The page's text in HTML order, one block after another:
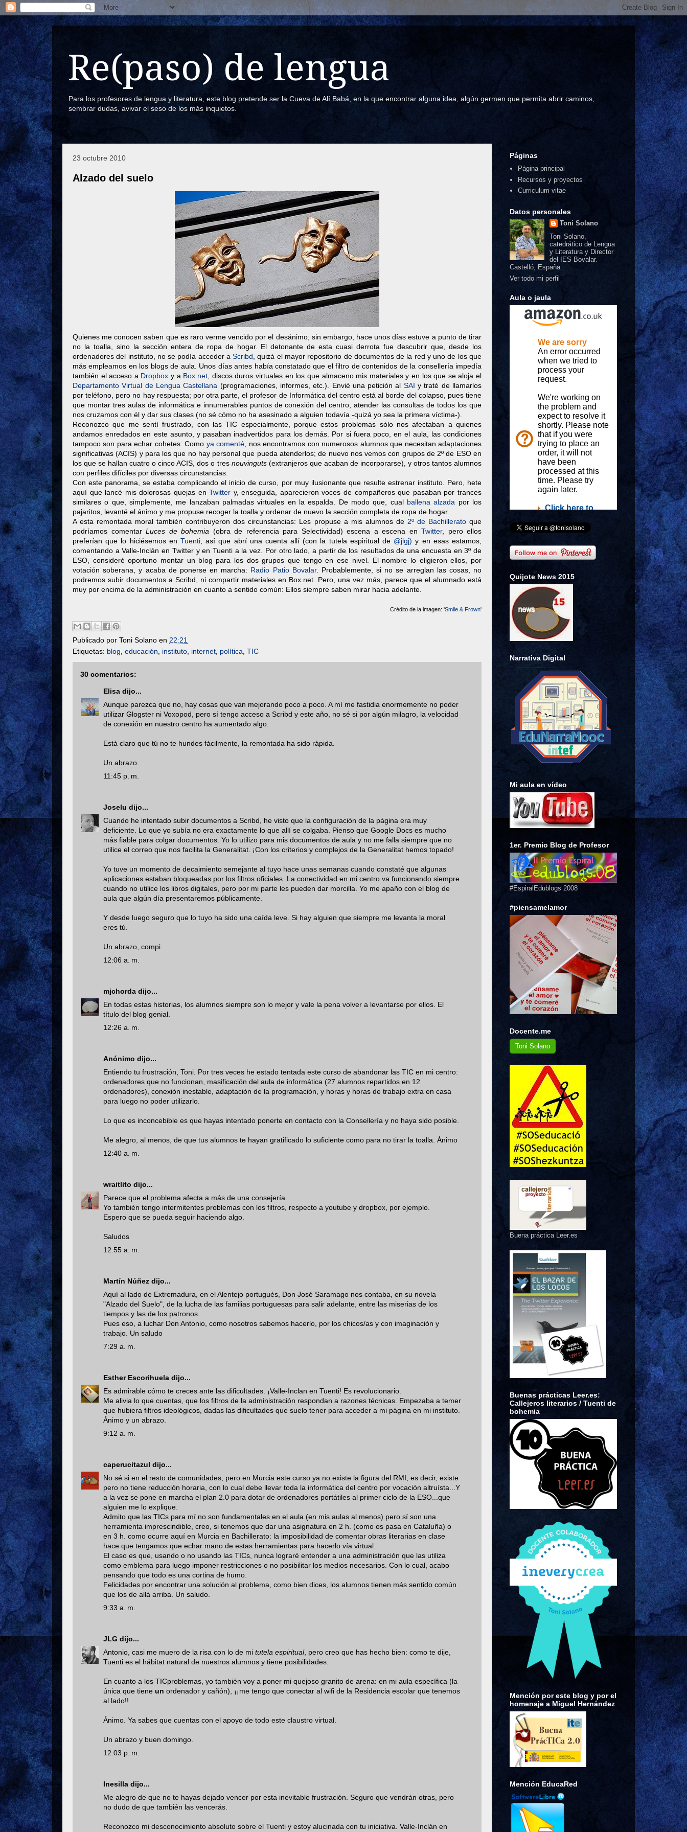
Re(paso) de lengua
Para los profesores de lengua y literatura, este blog pretende ser la Cueva de Alí Babá, en la que encontrar alguna idea, algún germen que permita abrir caminos,
sembrar dudas, avivar el seso de los más inquietos.
23 octubre 2010
Alzado del suelo
Quienes me conocen saben que es raro verme vencido por el desánimo; sin embargo, hace unos días estuve a punto de tirar
no la toalla, sino la sección entera de ropa de hogar. El detonante de esta cuasi derrota fue descubrir que, desde los
ordenadores del instituto, no se podía acceder aScribd , quizá el mayor repositorio de documentos de la red y uno de los que
más empleamos en los blogs de aula. Unos días antes había constatado que el filtro de contenidos de la consellería impedía
también el acceso a Dropbox y a Box.net , discos duros virtuales en los que almaceno mis materiales y en los que se aloja el
Departamento Virtual de Lengua Castellana (programaciones, informes, etc.). Envié una petición al SAI y traté de llamarlos
por teléfono, pero no hay respuesta; por otra parte, el profesor de Informática del centro está al borde del colapso, pues tiene
que montar tres aulas de informática e innumerables puntos de conexión del centro, atender las consultas de todos los que
nos cruzamos con él y dar sus clases (no sé cómo no ha asesinado a alguien todavía -quizá yo sea la primera víctima-).
Reconozco que me sentí frustrado, con las TIC especialmente, porque estos problemas sólo nos afectaban a quienes
andamos enredados en este asunto, y pasaban inadvertidos para los demás. Por si fuera poco, en el aula, las condiciones
tampoco son para echar cohetes: Como ya comenté , nos encontramos con numerosos alumnos que necesitan adaptaciones
significativas (ACIS) y para los que no hay personal que pueda atenderlos; de nuevo nos vemos con grupos de 2º de ESO en
los que se hallan cuatro o cinco ACIS, dos o tres nouvinguts(extranjeros que acaban de incorporarse), y otros tantos alumnos
con perfiles difíciles por diversas circunstancias.
Con este panorama, se estaba complicando el inicio de curso, por muy ilusionante que resulte estrenar instituto. Pero, hete
aquí que lancé mis dolorosas quejas enTwitter y, enseguida, aparecieron voces de compañeros que pasaban por trances
similares o que, simplemente, me lanzaban palmadas virtuales en la espalda. De modo que, cual ballena alzada por los
pajaritos, levanté el ánimo y me propuse recoger la toalla y ordenar de nuevo la sección completa de ropa de hogar.
A esta remontada moral también contribuyeron dos circunstancias: Les propuse a mis alumnos de 2º de Bachilleratoque
podríamos comentar Luces de bohemia (obra de referencia para Selectividad) escena a escena en Twitter, pero ellos
preferían que lo hiciésemos en Tuenti; así que abrí una cuenta allí (con la tutela espiritual de @jlgj) y en esas estamos,
comentando a Valle-Inclán en Twitter y en Tuenti a la vez. Por otro lado, a partir de los resultados de una encuesta en 3º de
ESO, consideré oportuno montar un blog para los dos grupos que tengo en ese nivel. El nombre lo eligieron ellos, por
votación soberana, y acaba de ponerse en marcha: Radio Patio Bovalar. Probablemente, si no se arreglan las cosas, no
podremos subir documentos a Scribd, ni compartir materiales en Box.net. Pero, una vez más, parece que el alumnado está
muy por encima de la administración en cuanto a sentido común: Ellos siempre saben mirar hacia adelante.
Crédito de la imagen: 'Smile & Frown'
Publicado por Toni Solano en 22:21
Etiquetas: blog educación instituto internet política TIC
30 comentarios:
Elisa dijo...
Aunque parezca que no, hay cosas que van mejorando poco a poco. A mí me fastidia enormemente no poder
utilizar Glogster ni Voxopod, pero sí tengo acceso a Scribd y este año, no sé si por algún milagro, la velocidad
de conexión en nuestro centro ha aumentado algo.
Está claro que tú no te hundes fácilmente, la remontada ha sido rápida.
Un abrazo.
11:45 p. m.
Joselu dijo...
Cuando he intentado subir documentos a Scribd, he visto que la configuración de la página era muy
deficiente. Lo que yo subía no era exactamente lo que allí se colgaba. Pienso que Google Docs es mucho
más fiable para colgar documentos. Yo lo utilizo para mis documentos de aula y no me falla siempre que no
utilice el correo que nos facilita la Generalitat. ¡Con los criterios y complejos de la Generalitat hemos topado!
Yo tuve un momento de decaimiento semejante al tuyo hace unas semanas cuando constaté que algunas
aplicaciones estaban bloqueadas por los filtros oficiales. La conectividad en mi centro va funcionando siempre
cuando no utilice los libros digitales, pero por mi parte les pueden dar morcilla. Yo me apaño con el blog de
aula que algún día presentaremos públicamente.
Y desde luego seguro que lo tuyo ha sido una caída leve. Si hay alguien que siempre me levanta la moral
eres tú.
Un abrazo, compi.
12:06 a. m.
mjchorda dijo...
En todas estas historias, los alumnos siempre son lo mejor y vale la pena volver a levantarse por ellos. El
título del blog genial.
12:26 a. m.
Anónimo dijo...
Entiendo tu frustración, Toni. Por tres veces he estado tentada este curso de abandonar las TIC en mi centro:
ordenadores que no funcionan, masificación del aula de informática (27 alumnos repartidos en 12
ordenadores), conexión inestable, adaptación de la programación, y horas y horas de trabajo extra en casa
para luego no poder utilizarlo.
Lo que es inconcebible es que hayas intentado ponerte en contacto con la Consellería y no haya sido posible.
Me alegro, al menos, de que tus alumnos te hayan gratificado lo suficiente como para no tirar la toalla. Ánimo
12:40 a. m.
wraitlito dijo...
Parece que el problema afecta a más de una consejería.
Yo también tengo intermitentes problemas con los filtros, respecto a youtube y dropbox, por ejemplo.
Espero que se pueda seguir haciendo algo.
Saludos
12:55 a. m.
Martín Núñez dijo...
Aquí al lado de Extremadura, en el Alentejo portugués, Don José Saramago nos contaba, en su novela
"Alzado del Suelo", de la lucha de las familias portuguesas para salir adelante, entre las miserias de los
tiempos y las de los patronos.
Pues eso, a luchar Don Antonio, como nosotros sabemos hacerlo, por los chicos/as y con imaginación y
trabajo. Un saludo
7:29 a. m.
Esther Escorihuela dijo...
Es admirable cómo te creces ante las dificultades. ¡Valle-Inclan en Tuenti! Es revolucionario.
Me alivia lo que cuentas, que los filtros de la administración respondan a razones técnicas. Empezaba a temer
que hubiera filtros ideológicos, dadas las dificultades que suelo tener para acceder a mi página en mi instituto.
Ánimo y un abrazo.
9:12 a. m.
caperucitazul dijo...
No sé si en el resto de comunidades, pero en Murcia este curso ya no existe la figura del RMI, es decir, existe
pero no tiene reducción horaria, con lo cual debe llevar toda la informática del centro por vocación altruísta...Y
a la vez se pone en marcha el plan 2.0 para dotar de ordenadores portátiles al primer ciclo de la ESO...que
alguien me lo explique.
Admito que las TICs para mí no son fundamentales en el aula (en mis aulas al menos) pero sí son una
herramienta imprescindible, creo, si tenemos que dar una asignatura en 2 h. (como os pasa en Cataluña) o
en 3 h. como ocurre aquí en Murcia en Bachillerato: la imposibilidad de comentar obras literarias en clase
hace que tengamos que echar mano de estas herramientas para hacerlo vía virtual.
El caso es que, usando o no usando las TICs, nunca lograré entender a una administración que las utiliza
como emblema para luego imponer restricciones o no posibilitar los medios necesarios. Con lo cual, acabo
pensando que todo es una cortina de humo.
Felicidades por encontrar una solución al problema, como bien dices, los alumnos tienen más sentido común
que los de allá arriba. Un saludo.
9:33 a. m.
JLG dijo...
Antonio, casi me muero de la risa con lo de mi tutela espiritual, pero creo que has hecho bien: como te dije,
Tuenti es el hábitat natural de nuestros alumnos y tiene posibilidades.
En cuanto a los TICproblemas, yo también voy a poner mi quejoso granito de arena: en mi aula específica (la
única que tiene un ordenador y cañón), ¡¡me tengo que conectar al wifi de la Residencia escolar que tenemos
al lado!!
Ánimo. Ya sabes que cuentas con el apoyo de todo este claustro virtual.
Un abrazo y buen domingo.
12:03 p. m.
Inesilla dijo...
Me alegro de que no te hayas dejado vencer por esta inevitable frustración. Seguro que vendrán otras, pero
no dudo de que también las vencerás.
Reconozco mi desconocimiento absoluto sobre el Tuenti y estoy alucinada con tu iniciativa. Valle-Inclán en
Páginas
Página principal
Recursos y proyectos
Curriculum vitae
Datos personales
Toni Solano
Toni Solano,
catedrático de Lengua
y Literatura y Director
del IES Bovalar.
Castelló, España.
Ver todo mi perfil
Aula o jaula
Quijote News 2015
Narrativa Digital
Mi aula en vídeo
1er. Premio Blog de Profesor
#EspiralEdublogs 2008
#piensamelamor
Docente.me
Toni Solano
Buena práctica Leer.es
Buenas prácticas Leer.es:
Callejeros literarios / Tuenti de
bohemia
Mención por este blog y por el
homenaje a Miguel Hernández
Mención EducaRed